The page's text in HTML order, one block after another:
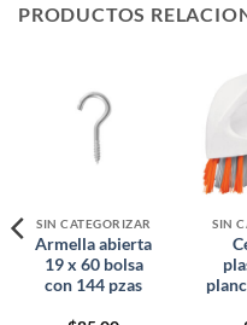
PRODUCTOS
SIN CATEGORIZAR
Armella abierta
19 x 60 bolsa
con 144 pzas
SIN